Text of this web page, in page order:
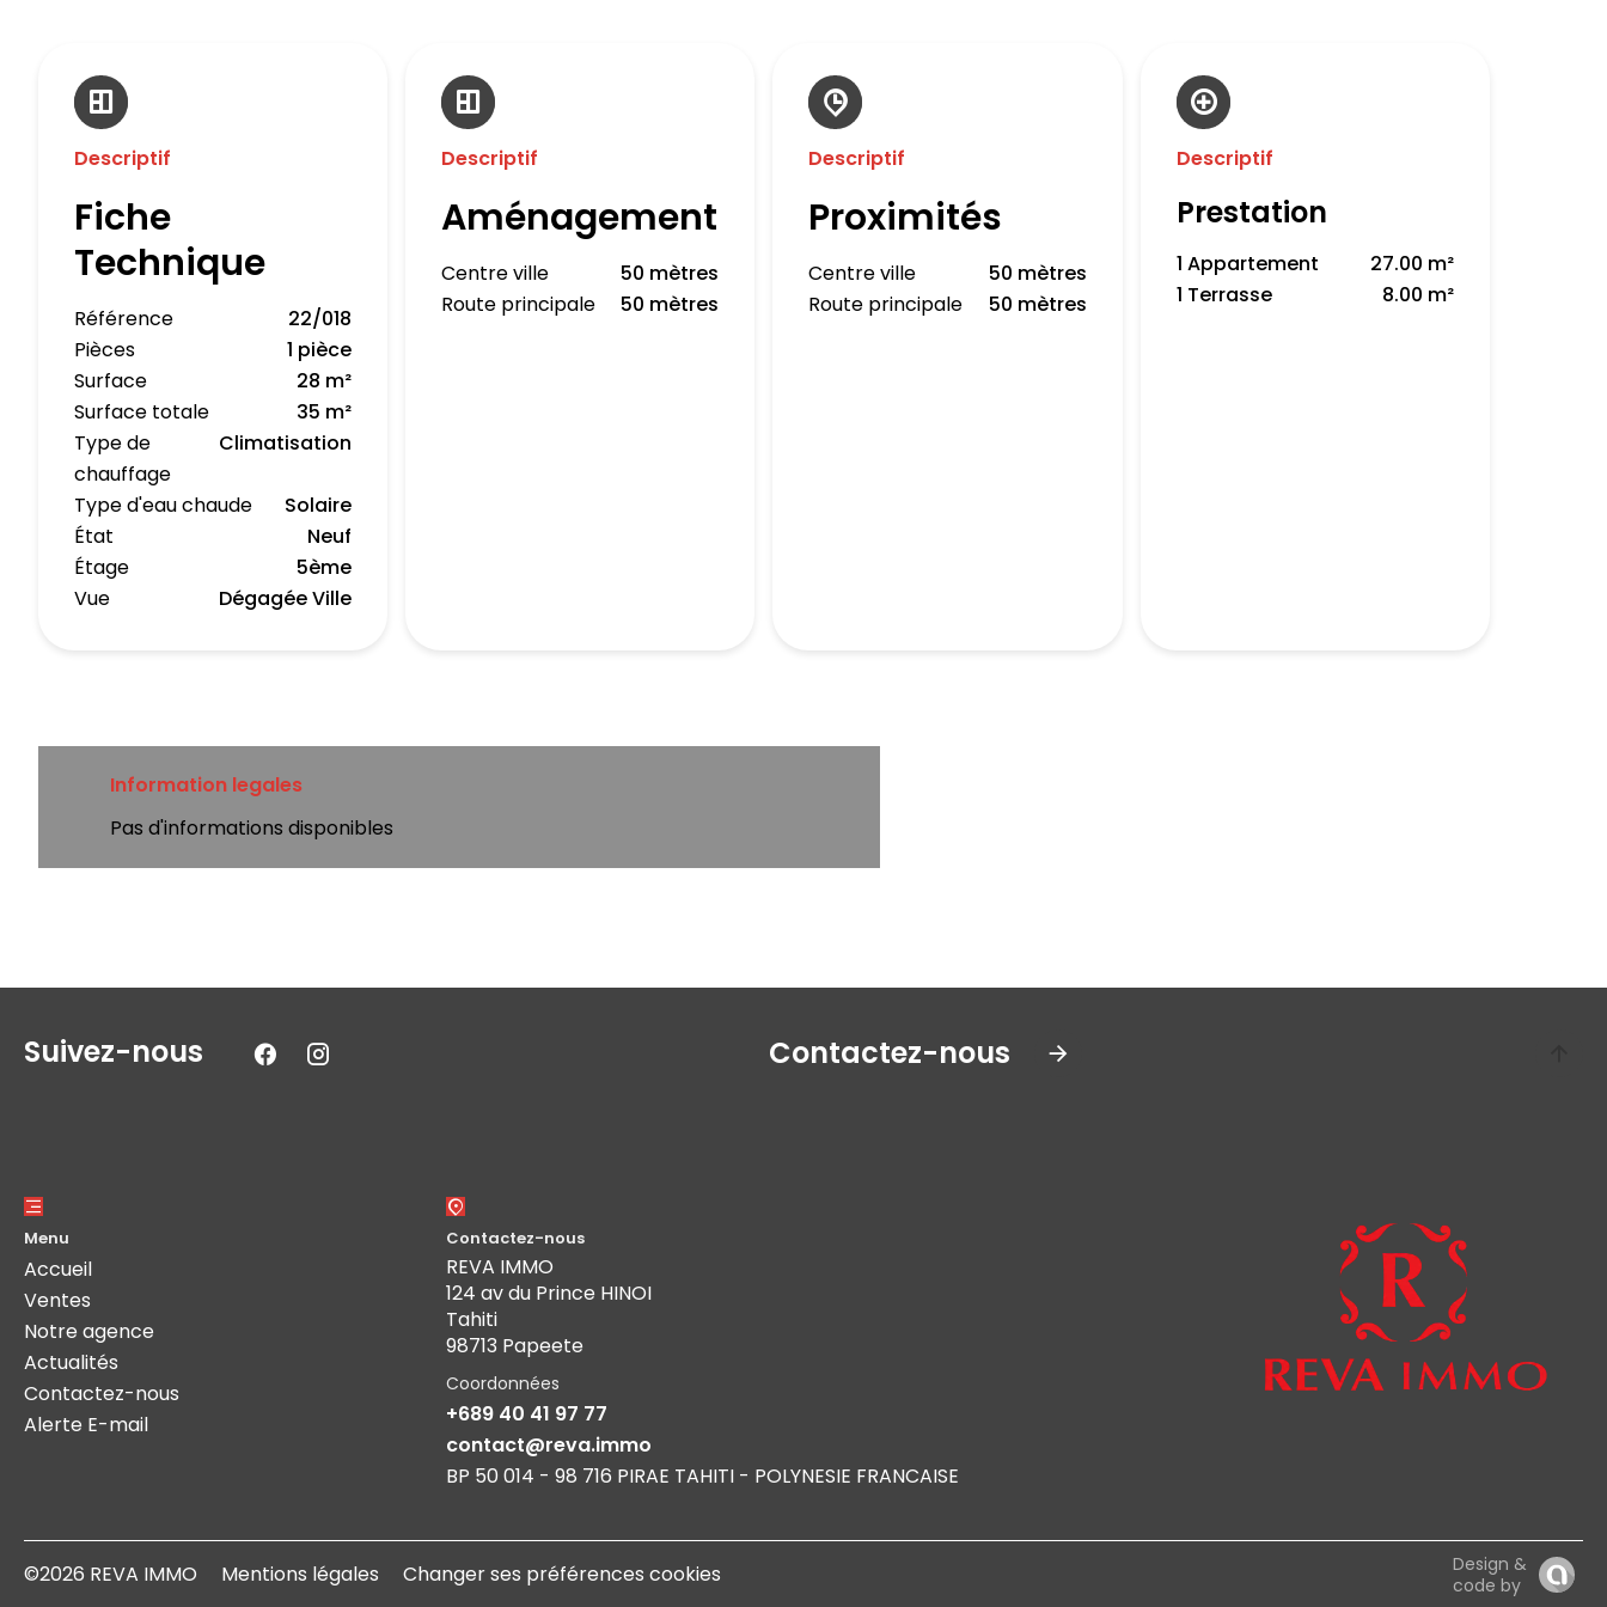
Descriptif
Fiche
Technique
Référence
22/018
Pièces
1 pièce
Surface
28 m²
Surface totale
35 m²
Type de
chauffage
Climatisation
Type d'eau chaude
Solaire
État
Neuf
Étage
5ème
Vue
Dégagée Ville
Descriptif
Aménagement
Centre ville
50 mètres
Route principale
50 mètres
Descriptif
Proximités
Centre ville
50 mètres
Route principale
50 mètres
Descriptif
Prestation
1 Appartement
27.00 m²
1 Terrasse
8.00 m²
Information legales
Pas d'informations disponibles
Suivez-nous Contactez-nous
Menu
Accueil
Ventes
Notre agence
Actualités
Contactez-nous
Alerte E-mail
Contactez-nous
REVA IMMO
124 av du Prince HINOI
Tahiti
98713 Papeete
Coordonnées
+689 40 41 97 77
contact@reva.immo
BP 50 014 - 98 716 PIRAE TAHITI - POLYNESIE FRANCAISE
©2026 REVA IMMO Mentions légales Changer ses préférences cookies
Design &
code by